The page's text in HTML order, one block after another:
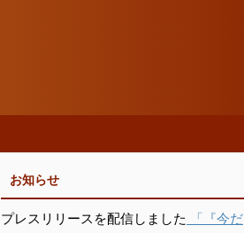
お知らせ
プレスリリースを配信しました
「『今だ